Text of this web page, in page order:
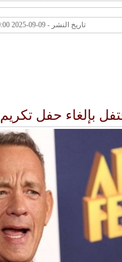
تاريخ النشر - 09-09-2025 10:00 AM عدد المشاهدات 1 | عدد التعليقات 0
بإلغاء حفل